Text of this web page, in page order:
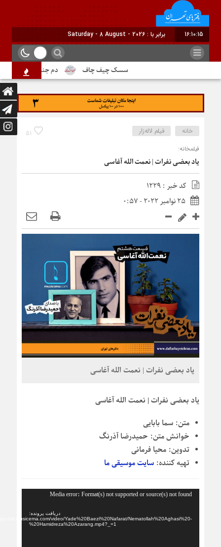
16:10:16 برابر با : Saturday - 8 August - 2026
سسک چیف چاف دم جنبانک ابلق
51 خانه فیلم لاله‌زار
فیلمخانه:
یاد بعضی نفرات | نعمت الله آغاسی
کد خبر : 1229
25 نوامبر 2022 - 0:57
یاد بعضی نفرات | نعمت الله آغاسی
یاد بعضی نفرات | نعمت الله آغاسی
متن: سما بابایی
خوانش متن: حمیدرضا آذرنگ
تدوین: محیا فرمانی
تهیه کننده: سایت موسیقی ما
نمایشگر
Media error: Format(s) not supported or source(s) not found
دریافت پرونده:
dl.musicema.com/video/Yade%20Baezi%20Nafarat/Nematollah%20Aghasi%20-
%20Hamidreza%20Azarang.mp4?_=1